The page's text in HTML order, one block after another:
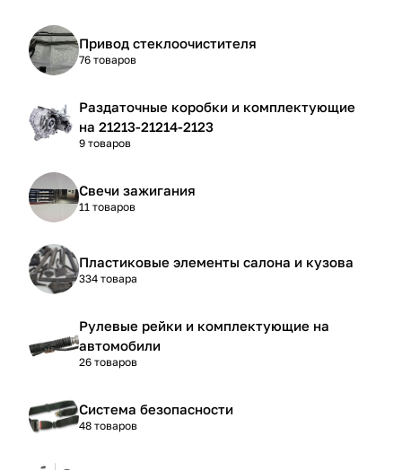
Привод стеклоочистителя
76 товаров
Раздаточные коробки и комплектующие
на 21213-21214-2123
9 товаров
Свечи зажигания
11 товаров
Пластиковые элементы салона и кузова
334 товара
Рулевые рейки и комплектующие на
автомобили
26 товаров
Система безопасности
48 товаров